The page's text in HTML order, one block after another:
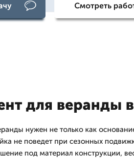
Смотреть
для веранды в
нужен не только как
не поведет при сезонных
под материал конструкции,